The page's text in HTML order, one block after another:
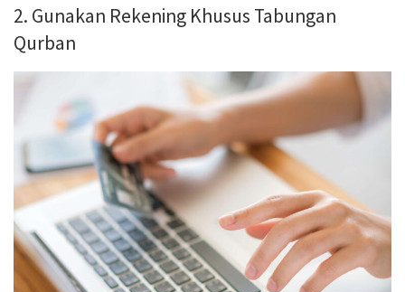
2. Gunakan Rekening Khusus Tabungan
Qurban